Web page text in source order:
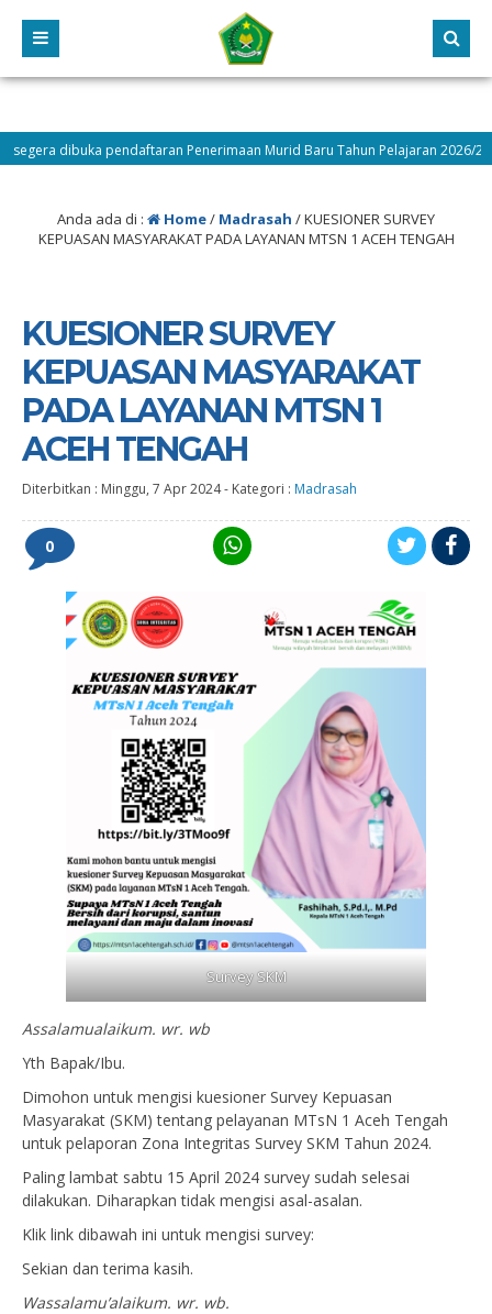
dibuka pendaftaran Penerimaan Murid Baru Tahun Pelajaran 2026/2027 cek
Anda ada di : Home/ Madrasah /KUESIONER SURVEY
KEPUASAN MASYARAKAT PADA LAYANAN MTSN 1 ACEH TENGAH
KUESIONER SURVEY
KEPUASAN MASYARAKAT
PADA LAYANAN MTSN 1
ACEH TENGAH
Diterbitkan : Minggu, 7 Apr 2024- Kategori : Madrasah
0
Survey SKM
Assalamualaikum. wr. wb
Yth Bapak/Ibu.
Dimohon untuk mengisi kuesioner Survey Kepuasan
Masyarakat (SKM) tentang pelayanan MTsN 1 Aceh Tengah
untuk pelaporan Zona Integritas Survey SKM Tahun 2024.
Paling lambat sabtu 15 April 2024 survey sudah selesai
dilakukan. Diharapkan tidak mengisi asal-asalan.
Klik link dibawah ini untuk mengisi survey:
Sekian dan terima kasih.
Wassalamu’alaikum. wr. wb.